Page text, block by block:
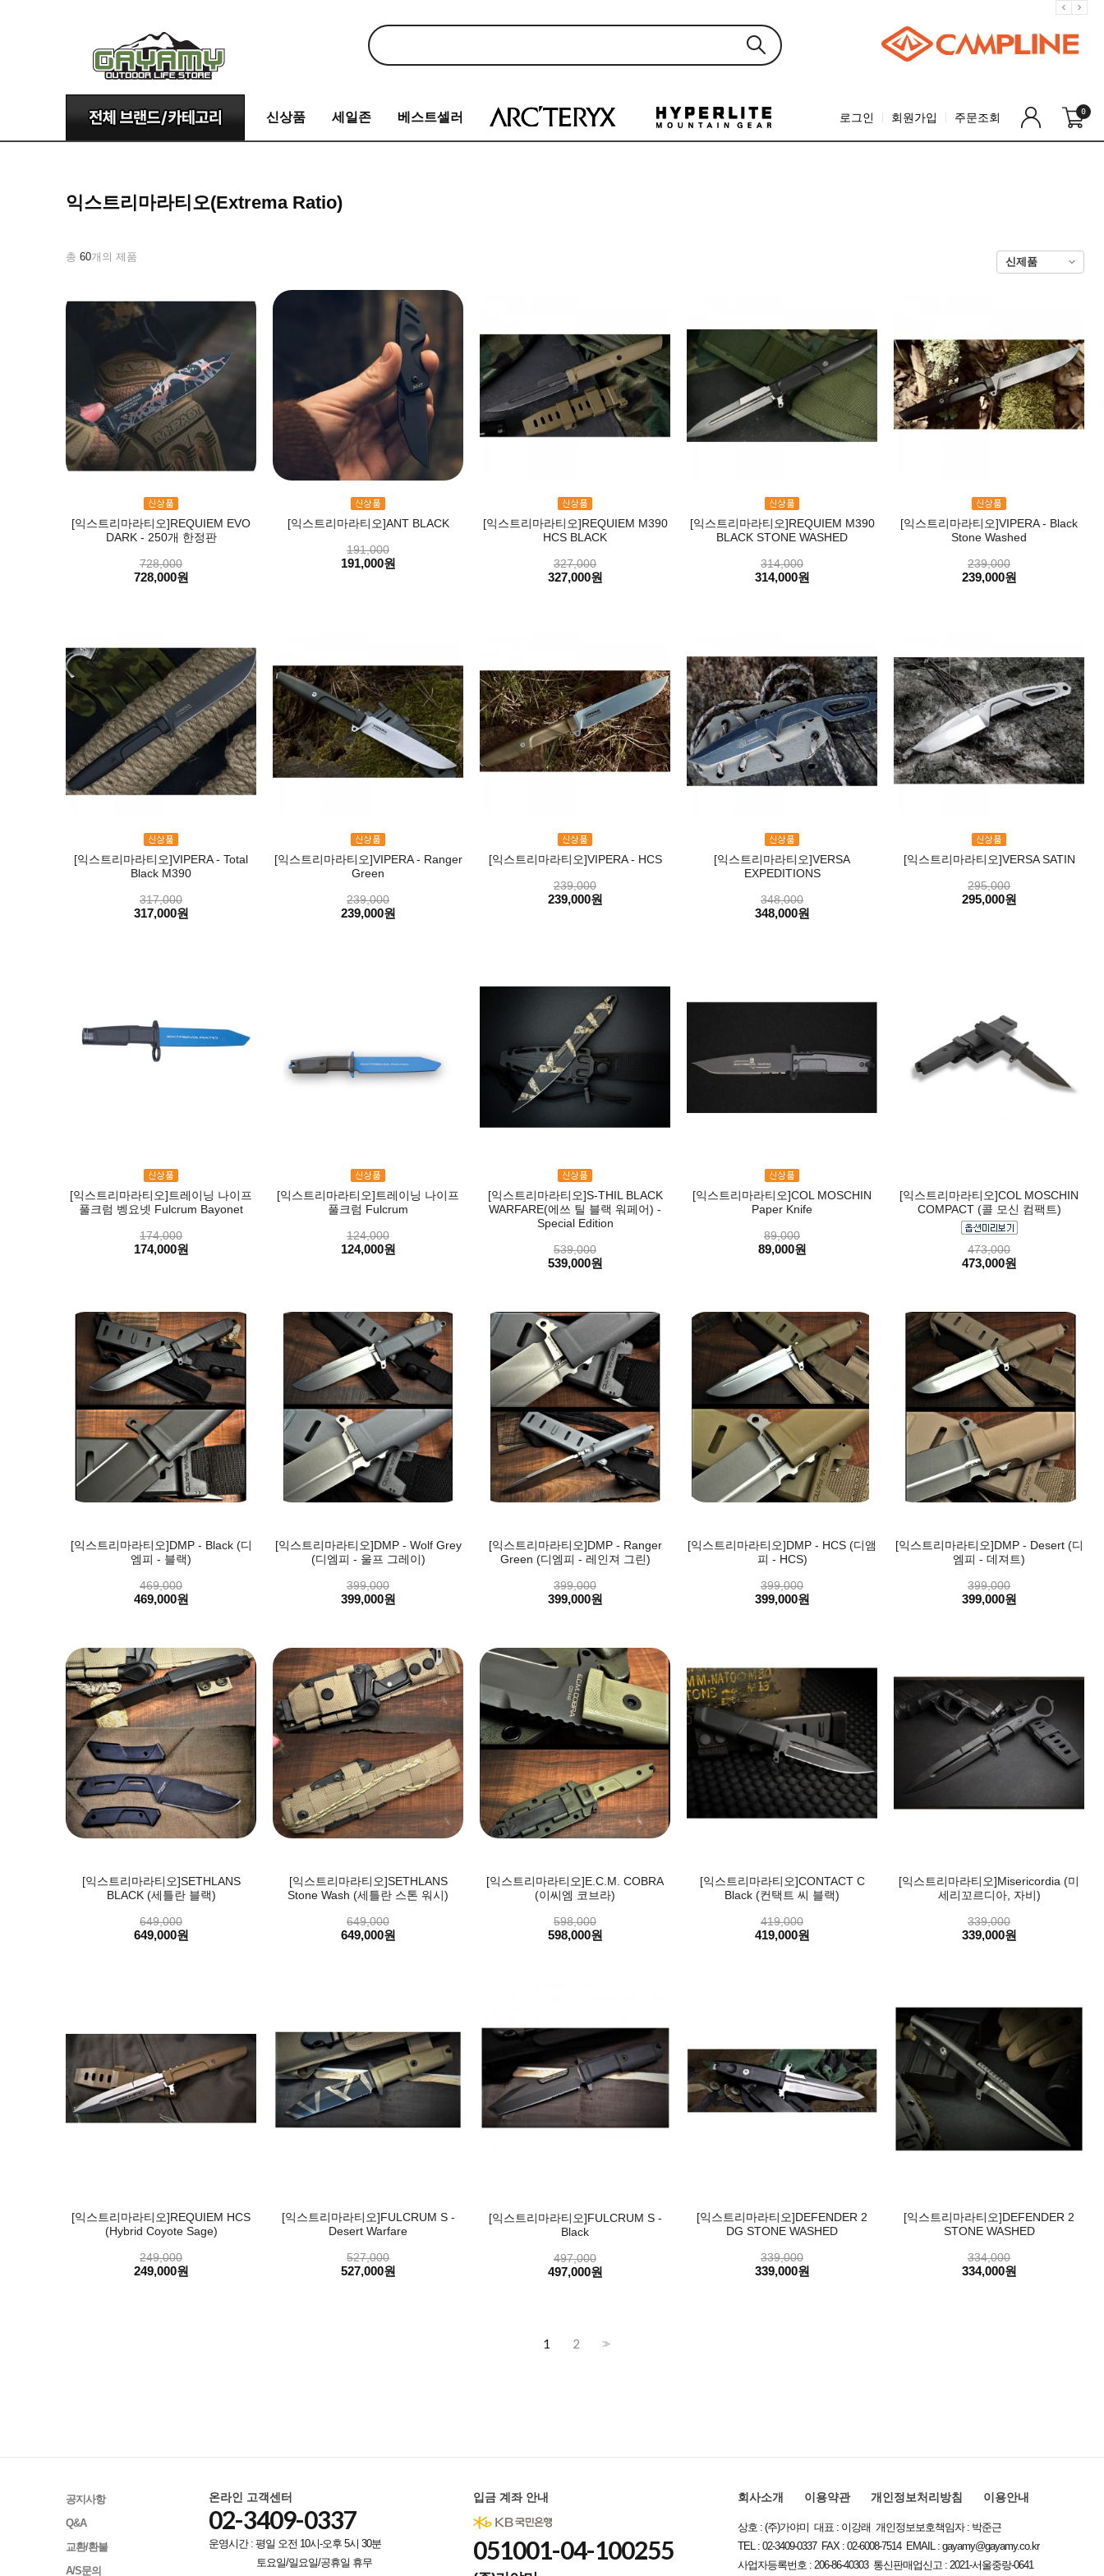
신상품 세일존 베스트셀러 로그인 회원가입 주문조회 0
익스트리마라티오(Extrema Ratio)
총 60개의 제품
[익스트리마라티오]REQUIEM EVO
DARK - 250개 한정판
728,000
728,000원
[익스트리마라티오]ANT BLACK
191,000
191,000원
[익스트리마라티오]REQUIEM M390
HCS BLACK
327,000
327,000원
[익스트리마라티오]REQUIEM M390
BLACK STONE WASHED
314,000
314,000원
[익스트리마라티오]VIPERA - Black
Stone Washed
239,000
239,000원
[익스트리마라티오]VIPERA - Total
Black M390
317,000
317,000원
[익스트리마라티오]VIPERA - Ranger
Green
239,000
239,000원
[익스트리마라티오]VIPERA - HCS
239,000
239,000원
[익스트리마라티오]VERSA
EXPEDITIONS
348,000
348,000원
[익스트리마라티오]VERSA SATIN
295,000
295,000원
[익스트리마라티오]트레이닝 나이프
풀크럼 벵요넷 Fulcrum Bayonet
174,000
174,000원
[익스트리마라티오]트레이닝 나이프
풀크럼 Fulcrum
124,000
124,000원
[익스트리마라티오]S-THIL BLACK
WARFARE(에쓰 틸 블랙 워페어) -
Special Edition
539,000
539,000원
[익스트리마라티오]COL MOSCHIN
Paper Knife
89,000
89,000원
[익스트리마라티오]COL MOSCHIN
COMPACT (콜 모신 컴팩트)
473,000
473,000원
[익스트리마라티오]DMP - Black (디
엠피 - 블랙)
469,000
469,000원
[익스트리마라티오]DMP - Wolf Grey
(디엠피 - 울프 그레이)
399,000
399,000원
[익스트리마라티오]DMP - Ranger
Green (디엠피 - 레인져 그린)
399,000
399,000원
[익스트리마라티오]DMP - HCS (디앰
피 - HCS)
399,000
399,000원
[익스트리마라티오]DMP - Desert (디
엠피 - 데져트)
399,000
399,000원
[익스트리마라티오]SETHLANS
BLACK (세틀란 블랙)
649,000
649,000원
[익스트리마라티오]SETHLANS
Stone Wash (세틀란 스톤 워시)
649,000
649,000원
[익스트리마라티오]E.C.M. COBRA
(이씨엠 코브라)
598,000
598,000원
[익스트리마라티오]CONTACT C
Black (컨택트 씨 블랙)
419,000
419,000원
[익스트리마라티오]Misericordia (미
세리꼬르디아, 자비)
339,000
339,000원
[익스트리마라티오]REQUIEM HCS
(Hybrid Coyote Sage)
249,000
249,000원
[익스트리마라티오]FULCRUM S -
Desert Warfare
527,000
527,000원
[익스트리마라티오]FULCRUM S -
Black
497,000
497,000원
[익스트리마라티오]DEFENDER 2
DG STONE WASHED
339,000
339,000원
[익스트리마라티오]DEFENDER 2
STONE WASHED
334,000
334,000원
1 2 >>
공지사항
Q&A
교환/환불
A/S문의
온라인 고객센터
02-3409-0337
운영시간 : 평일 오전 10시-오후 5시 30분
토요일/일요일/공휴일 휴무
입금 계좌 안내
051001-04-100255
회사소개 이용약관 개인정보처리방침 이용안내
상호 : (주)가야미 대표 : 이강래 개인정보보호책임자 : 박준근
TEL : 02-3409-0337 FAX : 02-6008-7514 EMAIL :gayamy@gayamy.co.kr
사업자등록번호 : 206-86-40303 통신판매업신고 : 2021-서울중랑-0641